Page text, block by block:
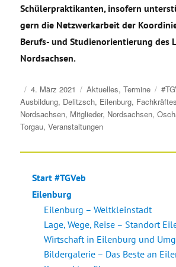
Schülerpraktikanten, insofern
gern die Netzwerkarbeit der
Berufs- und Studienorientierung des
Nordsachsen.
Veröffentlicht
am
4. März 2021 Kategorien
Aktuelles,Termine
Ausbildung, Delitzsch, Eilenburg,
Nordsachsen, Mitglieder, Nordsachsen,
Torgau,Veranstaltungen
Start #TGVeb
Eilenburg
Eilenburg – Weltkleinstadt
Lage, Wege, Reise – Standort
Wirtschaft in Eilenburg und
Bildergalerie – Das Beste an